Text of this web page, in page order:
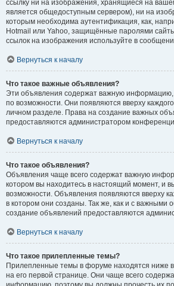
ссылку ни на изображения, хранящиеся на
является общедоступным сервером), ни на
которым необходима аутентификация, как,
Hotmail или Yahoo, защищённые паролями
ссылок на изображения используйте в
Вернуться к началу
Что такое важные объявления?
Эти объявления содержат важную
по возможности. Они появляются вверху
личном разделе. Права на создание важных
предоставляются администратором
Вернуться к началу
Что такое объявления?
Объявления чаще всего содержат важную
котором вы находитесь в настоящий момент, и
возможности. Объявления появляются вверху
в котором они созданы. Так же, как и с важными
создание объявлений предоставляются
Вернуться к началу
Что такое прилепленные темы?
Прилепленные темы в форуме находятся ниже
на его первой странице. Они чаще всего